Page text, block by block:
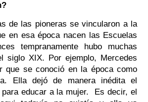
de las pioneras se vincularon a la
en esa época nacen las Escuelas
tempranamente hubo muchas
siglo XIX. Por ejemplo, Mercedes
que se conoció en la época como
Ella dejó de manera inédita el
educar a la mujer. Es decir, el